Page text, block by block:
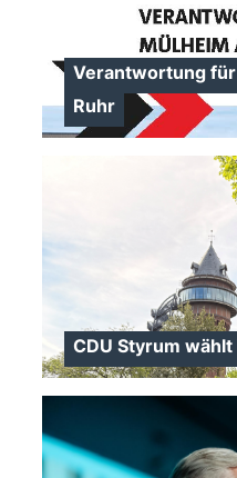
Verantwortung
Ruhr
CDU Styrum